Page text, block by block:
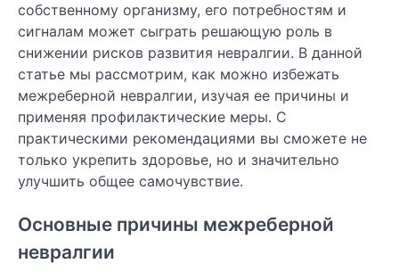
собственному организму, его потребностям и
сигналам может сыграть решающую роль в
снижении рисков развития невралгии. В данной
статье мы рассмотрим, как можно избежать
межреберной невралгии, изучая ее причины и
применяя профилактические меры. С
практическими рекомендациями вы сможете не
только укрепить здоровье, но и значительно
улучшить общее самочувствие.
Основные причины межреберной
невралгии